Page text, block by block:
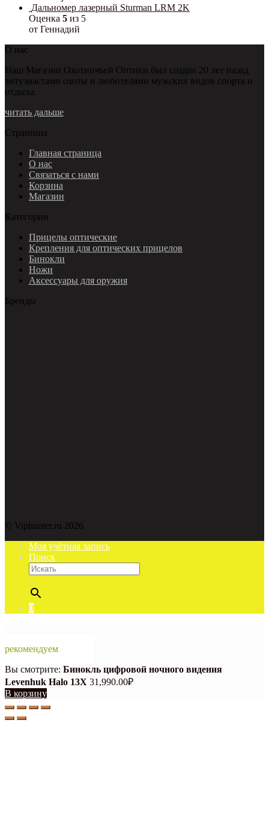
Дальномер лазерный Sturman LRM 2K
Оценка 5 из 5
от Геннадий
О нас
Наш Магазин Охотничьей Оптики был создан 20 лет назад
энтузиастами охоты и любителями мужских видов спорта и
отдыха.
читать дальше
Страницы
Главная страница
О нас
Связаться с нами
Корзина
Магазин
Категории
Прицелы оптические
Крепления для оптических прицелов
Бинокли
Ножи
Аксессуары для оружия
Бренды
© Viphunter.ru 2026
Моя учётная запись
Поиск
×
0
рекомендуем
Вы смотрите: Бинокль цифровой ночного видения
Levenhuk Halo 13X 31,990.00₽
В корзину